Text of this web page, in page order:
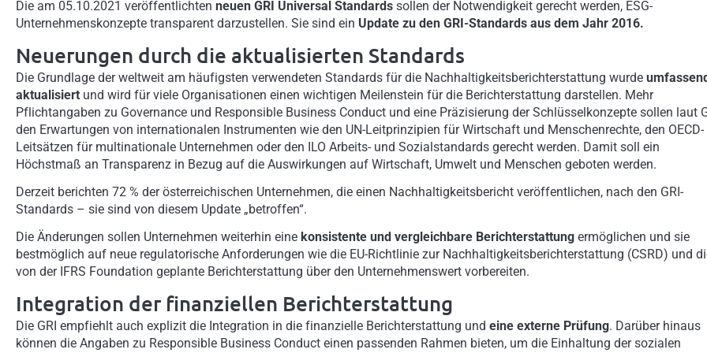
Die am 05.10.2021 veröffentlichten neuen GRI Universal Standards sollen der Notwendigkeit gerecht werden, ESG-
Unternehmenskonzepte transparent darzustellen. Sie sind ein Update zu den GRI-Standards aus dem Jahr 2016.
Neuerungen durch die aktualisierten Standards
Die Grundlage der weltweit am häufigsten verwendeten Standards für die Nachhaltigkeitsberichterstattung wurde
aktualisiert und wird für viele Organisationen einen wichtigen Meilenstein für die Berichterstattung darstellen. Mehr
Pflichtangaben zu Governance und Responsible Business Conduct und eine Präzisierung der Schlüsselkonzepte sollen laut
den Erwartungen von internationalen Instrumenten wie den UN-Leitprinzipien für Wirtschaft und Menschenrechte, den OECD-
Leitsätzen für multinationale Unternehmen oder den ILO Arbeits- und Sozialstandards gerecht werden. Damit soll ein
Höchstmaß an Transparenz in Bezug auf die Auswirkungen auf Wirtschaft, Umwelt und Menschen geboten werden.
Derzeit berichten 72 % der österreichischen Unternehmen, die einen Nachhaltigkeitsbericht veröffentlichen, nach den GRI-
Standards – sie sind von diesem Update „betroffen“.
Die Änderungen sollen Unternehmen weiterhin eine konsistente und vergleichbare Berichterstattung ermöglichen und sie
bestmöglich auf neue regulatorische Anforderungen wie die EU-Richtlinie zur Nachhaltigkeitsberichterstattung (CSRD) und
von der IFRS Foundation geplante Berichterstattung über den Unternehmenswert vorbereiten.
Integration der finanziellen Berichterstattung
Die GRI empfiehlt auch explizit die Integration in die finanzielle Berichterstattung und eine externe Prüfung. Darüber hinaus
können die Angaben zu Responsible Business Conduct einen passenden Rahmen bieten, um die Einhaltung der sozialen